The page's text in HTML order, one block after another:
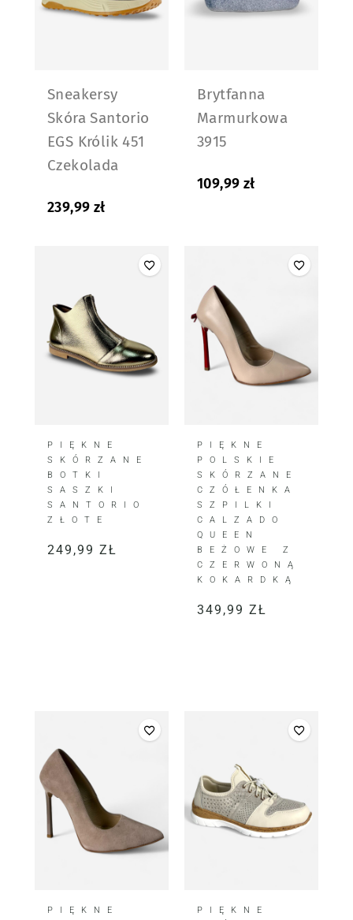
Sneakersy
Skóra Santorio
EGS Królik 451
Czekolada
239,99 zł
Brytfanna
Marmurkowa
3915
109,99 zł
PIĘKNE
SKÓRZANE
BOTKI
SASZKI
SANTORIO
ZŁOTE
249,99 ZŁ
PIĘKNE
POLSKIE
SKÓRZANE
CZÓŁENKA
SZPILKI
CALZADO
QUEEN
BEŻOWE Z
CZERWONĄ
KOKARDKĄ
349,99 ZŁ
PIĘKNE PIĘKNE